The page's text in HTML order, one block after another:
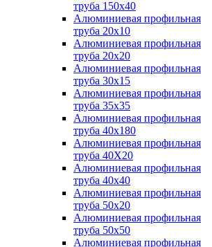
труба 150х40
Алюминиевая профильная
труба 20х10
Алюминиевая профильная
труба 20х20
Алюминиевая профильная
труба 30х15
Алюминиевая профильная
труба 35х35
Алюминиевая профильная
труба 40х180
Алюминиевая профильная
труба 40Х20
Алюминиевая профильная
труба 40х40
Алюминиевая профильная
труба 50х20
Алюминиевая профильная
труба 50х50
Алюминиевая профильная